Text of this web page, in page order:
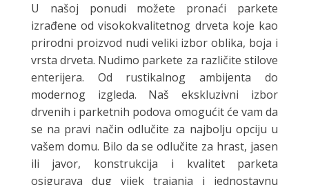
U našoj ponudi možete pronaći parkete
izrađene od visokokvalitetnog drveta koje kao
prirodni proizvod nudi veliki izbor oblika, boja i
vrsta drveta. Nudimo parkete za različite stilove
enterijera. Od rustikalnog ambijenta do
modernog izgleda. Naš ekskluzivni izbor
drvenih i parketnih podova omogućit će vam da
se na pravi način odlučite za najbolju opciju u
vašem domu. Bilo da se odlučite za hrast, jasen
ili javor, konstrukcija i kvalitet parketa
osigurava dug vijek trajanja i jednostavnu